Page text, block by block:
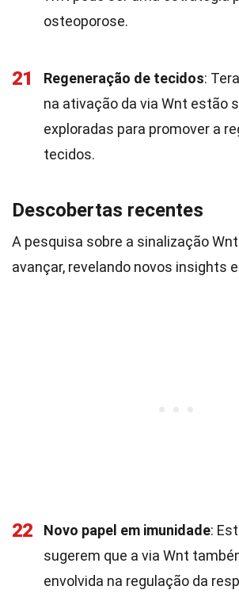
osteoporose.
21 Regeneração de tecidos:
na ativação da via Wnt estão
exploradas para promover a
tecidos.
Descobertas recentes
A pesquisa sobre a sinalização
avançar, revelando novos insights
22 Novo papel em imunidade:
sugerem que a via Wnt
envolvida na regulação da